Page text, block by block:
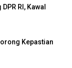
RI, Kawal
Kepastian